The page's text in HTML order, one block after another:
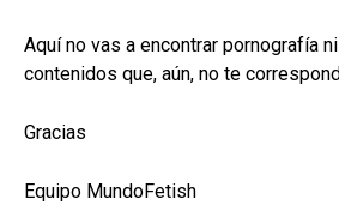
+34 681 104 993
Aquí no vas a encontrar pornografía
contenidos que, aún, no te
Gracias
Equipo MundoFetish